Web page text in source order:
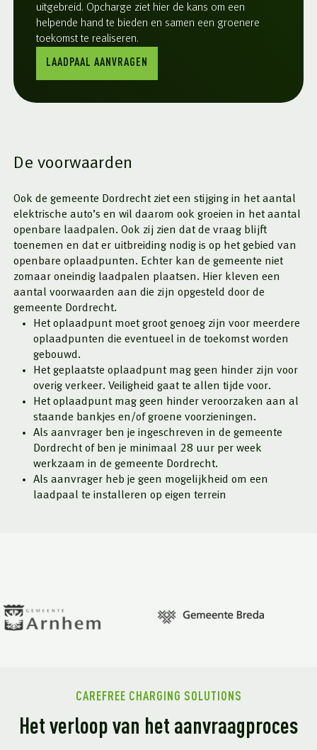
uitgebreid. Opcharge ziet hier de kans om een
helpende hand te bieden en samen een groenere
toekomst te realiseren.
LAADPAAL AANVRAGEN
De voorwaarden
Ook de gemeente Dordrecht ziet een stijging in het aantal
elektrische auto’s en wil daarom ook groeien in het aantal
openbare laadpalen. Ook zij zien dat de vraag blijft
toenemen en dat er uitbreiding nodig is op het gebied van
openbare oplaadpunten. Echter kan de gemeente niet
zomaar oneindig laadpalen plaatsen. Hier kleven een
aantal voorwaarden aan die zijn opgesteld door de
gemeente Dordrecht.
Het oplaadpunt moet groot genoeg zijn voor meerdere
oplaadpunten die eventueel in de toekomst worden
gebouwd.
Het geplaatste oplaadpunt mag geen hinder zijn voor
overig verkeer. Veiligheid gaat te allen tijde voor.
Het oplaadpunt mag geen hinder veroorzaken aan al
staande bankjes en/of groene voorzieningen.
Als aanvrager ben je ingeschreven in de gemeente
Dordrecht of ben je minimaal 28 uur per week
werkzaam in de gemeente Dordrecht.
Als aanvrager heb je geen mogelijkheid om een
laadpaal te installeren op eigen terrein
CAREFREE CHARGING SOLUTIONS
Het verloop van het aanvraagproces